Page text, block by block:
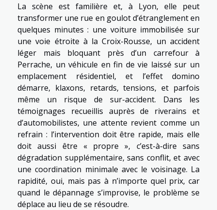
La scène est familière et, à Lyon, elle peut
transformer une rue en goulot d’étranglement en
quelques minutes : une voiture immobilisée sur
une voie étroite à la Croix-Rousse, un accident
léger mais bloquant près d’un carrefour à
Perrache, un véhicule en fin de vie laissé sur un
emplacement résidentiel, et l’effet domino
démarre, klaxons, retards, tensions, et parfois
même un risque de sur-accident. Dans les
témoignages recueillis auprès de riverains et
d’automobilistes, une attente revient comme un
refrain : l’intervention doit être rapide, mais elle
doit aussi être « propre », c’est-à-dire sans
dégradation supplémentaire, sans conflit, et avec
une coordination minimale avec le voisinage. La
rapidité, oui, mais pas à n’importe quel prix, car
quand le dépannage s’improvise, le problème se
déplace au lieu de se résoudre.